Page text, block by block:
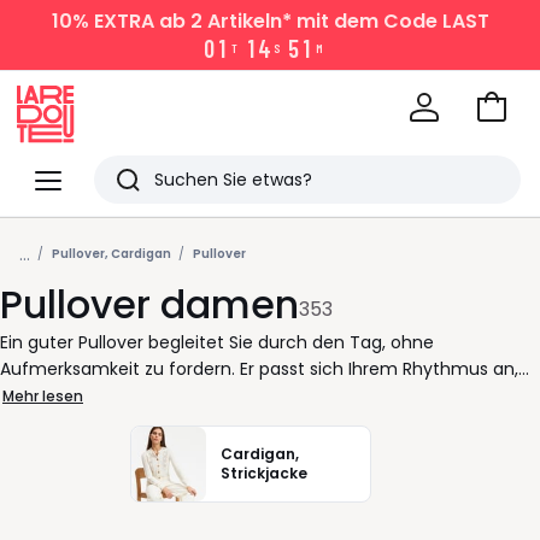
10% EXTRAab 2 Artikeln* mit dem Code LAST
01 T 14 S 51 M
Menü
Redoute
Suchen
Zuletzt
angesehen
Artikel
Zum
... Pullover, Cardigan Pullover
Pullover damen353
Ein guter Pullover begleitet Sie durch den Tag, ohne
Aufmerksamkeit zu fordern. Er passt sich Ihrem Rhythmus an,
sitzt angenehm und lässt Ihnen Bewegungsfreiheit. In der
Auswahl für Damen finden Sie Modelle, die unkompliziert
kombinierbar sind und Ihren persönlichen Stil unterstützen - im
Büro, unterwegs oder zu Hause. Ob Strickpullover mit klarem
Rundhals, ein Rollkragenpullover für einen ruhigen Look oder ein
Mehr lesen
Cardigan,
Strickjacke